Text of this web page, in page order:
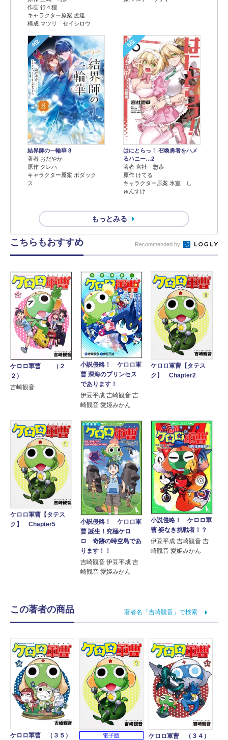
作画 行々狸
キャラクター原案 孟達
構成 マツリ セイシロウ
4位
結界師の一輪華 8
著者 おだやか
原作 クレハ
キャラクター原案 ボダック
ス
5位
はにとらっ！ 召喚勇者をハメ
るハニー…2
著者 宮社 惣恭
原作 けてる
キャラクター原案 氷室 し
ゅんすけ
もっとみる
こちらもおすすめ Recommended by
ケロロ軍曹 （２
２）
吉崎観音
小説侵略！ ケロロ軍
曹 深海のプリンセス
であります！
伊豆平成 吉崎観音 吉
崎観音 愛姫みかん
ケロロ軍曹【タテス
ク】 Chapter2
ケロロ軍曹【タテス
ク】 Chapter5
小説侵略！ ケロロ軍
曹 誕生！究極ケロ
ロ 奇跡の時空島であ
ります！！
吉崎観音 伊豆平成 吉
崎観音 愛姫みかん
小説侵略！ ケロロ軍
曹 姿なき挑戦者！？
伊豆平成 吉崎観音 吉
崎観音 愛姫みかん
この著者の商品 著者名「吉崎観音」で検索
ケロロ軍曹 （３５）
電子版
ケロロ軍曹 （３４）